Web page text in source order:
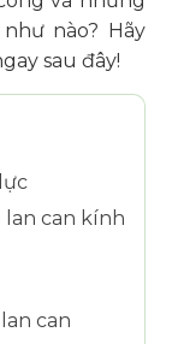
nào? Hãy
sau đây!
lan can kính
can